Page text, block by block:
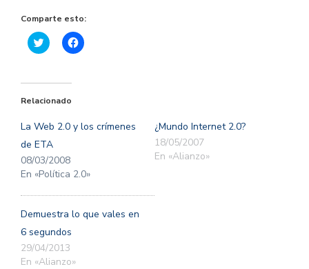
Comparte esto:
Haz
clic
Twitter
abre
una
ventana
nueva)
Haz
clic
una
ventana
Relacionado
La Web 2.0 y los crímenes
de ETA
08/03/2008
En «Política 2.0»
¿Mundo Internet 2.0?
18/05/2007
En «Alianzo»
Demuestra lo que vales en
6 segundos
29/04/2013
En «Alianzo»